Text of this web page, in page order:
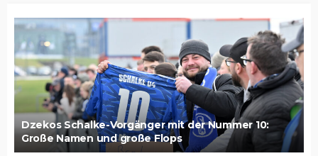
Dzekos Schalke-Vorgänger mit der Nummer 10:
Große Namen und große Flops